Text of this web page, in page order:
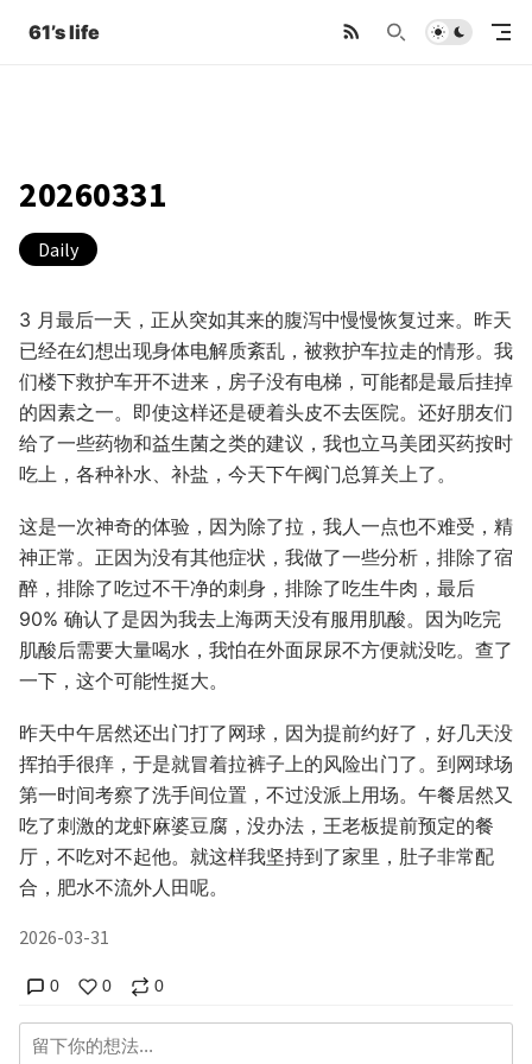
61’s life
20260331
Daily
3 月最后一天，正从突如其来的腹泻中慢慢恢复过来。昨天
已经在幻想出现身体电解质紊乱，被救护车拉走的情形。我
们楼下救护车开不进来，房子没有电梯，可能都是最后挂掉
的因素之一。即使这样还是硬着头皮不去医院。还好朋友们
给了一些药物和益生菌之类的建议，我也立马美团买药按时
吃上，各种补水、补盐，今天下午阀门总算关上了。
这是一次神奇的体验，因为除了拉，我人一点也不难受，精
神正常。正因为没有其他症状，我做了一些分析，排除了宿
醉，排除了吃过不干净的刺身，排除了吃生牛肉，最后
90% 确认了是因为我去上海两天没有服用肌酸。因为吃完
肌酸后需要大量喝水，我怕在外面尿尿不方便就没吃。查了
一下，这个可能性挺大。
昨天中午居然还出门打了网球，因为提前约好了，好几天没
挥拍手很痒，于是就冒着拉裤子上的风险出门了。到网球场
第一时间考察了洗手间位置，不过没派上用场。午餐居然又
吃了刺激的龙虾麻婆豆腐，没办法，王老板提前预定的餐
厅，不吃对不起他。就这样我坚持到了家里，肚子非常配
合，肥水不流外人田呢。
2026-03-31